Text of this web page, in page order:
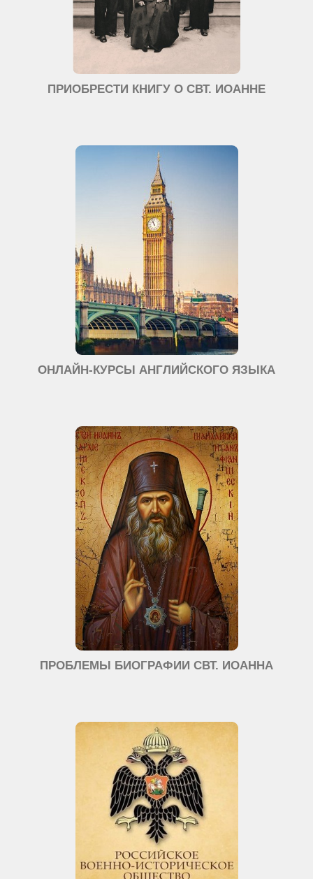
ПРИОБРЕСТИ КНИГУ О СВТ. ИОАННЕ
ОНЛАЙН-КУРСЫ АНГЛИЙСКОГО ЯЗЫКА
ПРОБЛЕМЫ БИОГРАФИИ СВТ. ИОАННА